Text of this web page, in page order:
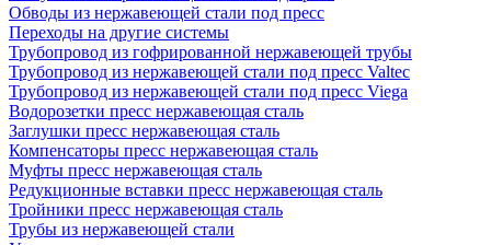
Обводы из нержавеющей стали под пресс
Переходы на другие системы
Трубопровод из гофрированной нержавеющей трубы
Трубопровод из нержавеющей стали под пресс Valtec
Трубопровод из нержавеющей стали под пресс Viega
Водорозетки пресс нержавеющая сталь
Заглушки пресс нержавеющая сталь
Компенсаторы пресс нержавеющая сталь
Муфты пресс нержавеющая сталь
Редукционные вставки пресс нержавеющая сталь
Тройники пресс нержавеющая сталь
Трубы из нержавеющей стали